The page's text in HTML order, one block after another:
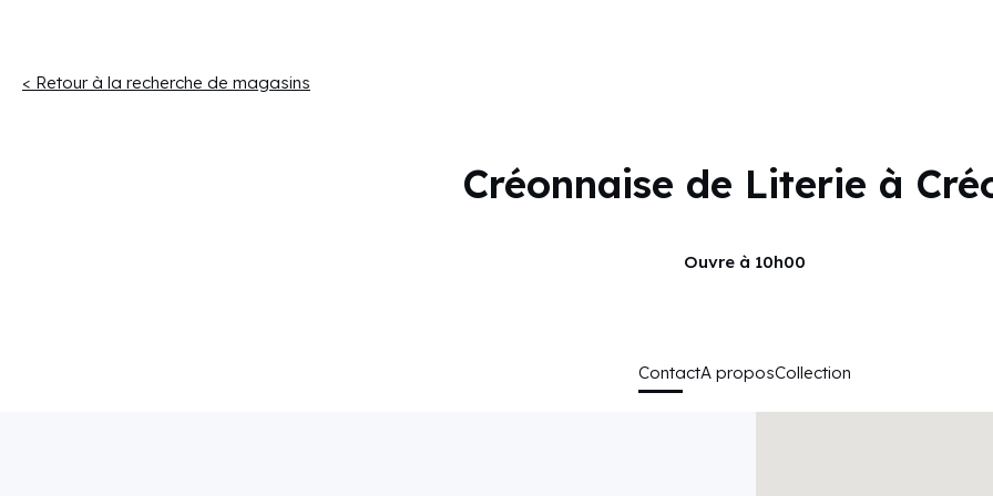
< Retour à la recherche de magasins
Créonnaise de Literie à
Ouvre à 10h00
ContactA proposCollection